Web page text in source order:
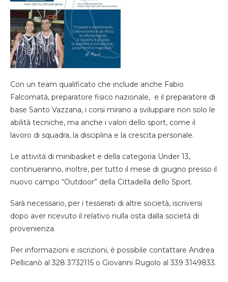
Con un team qualificato che include anche Fabio
Falcomatà, preparatore fisico nazionale, e il preparatore di
base Santo Vazzana, i corsi mirano a sviluppare non solo le
abilità tecniche, ma anche i valori dello sport, come il
lavoro di squadra, la disciplina e la crescita personale.
Le attività di minibasket e della categoria Under 13,
continueranno, inoltre, per tutto il mese di giugno presso il
nuovo campo “Outdoor” della Cittadella dello Sport.
Sarà necessario, per i tesserati di altre società, iscriversi
dopo aver ricevuto il relativo nulla osta dalla società di
provenienza.
Per informazioni e iscrizioni, è possibile contattare Andrea
Pellicanò al 328 3732115 o Giovanni Rugolo al 339 3149833.